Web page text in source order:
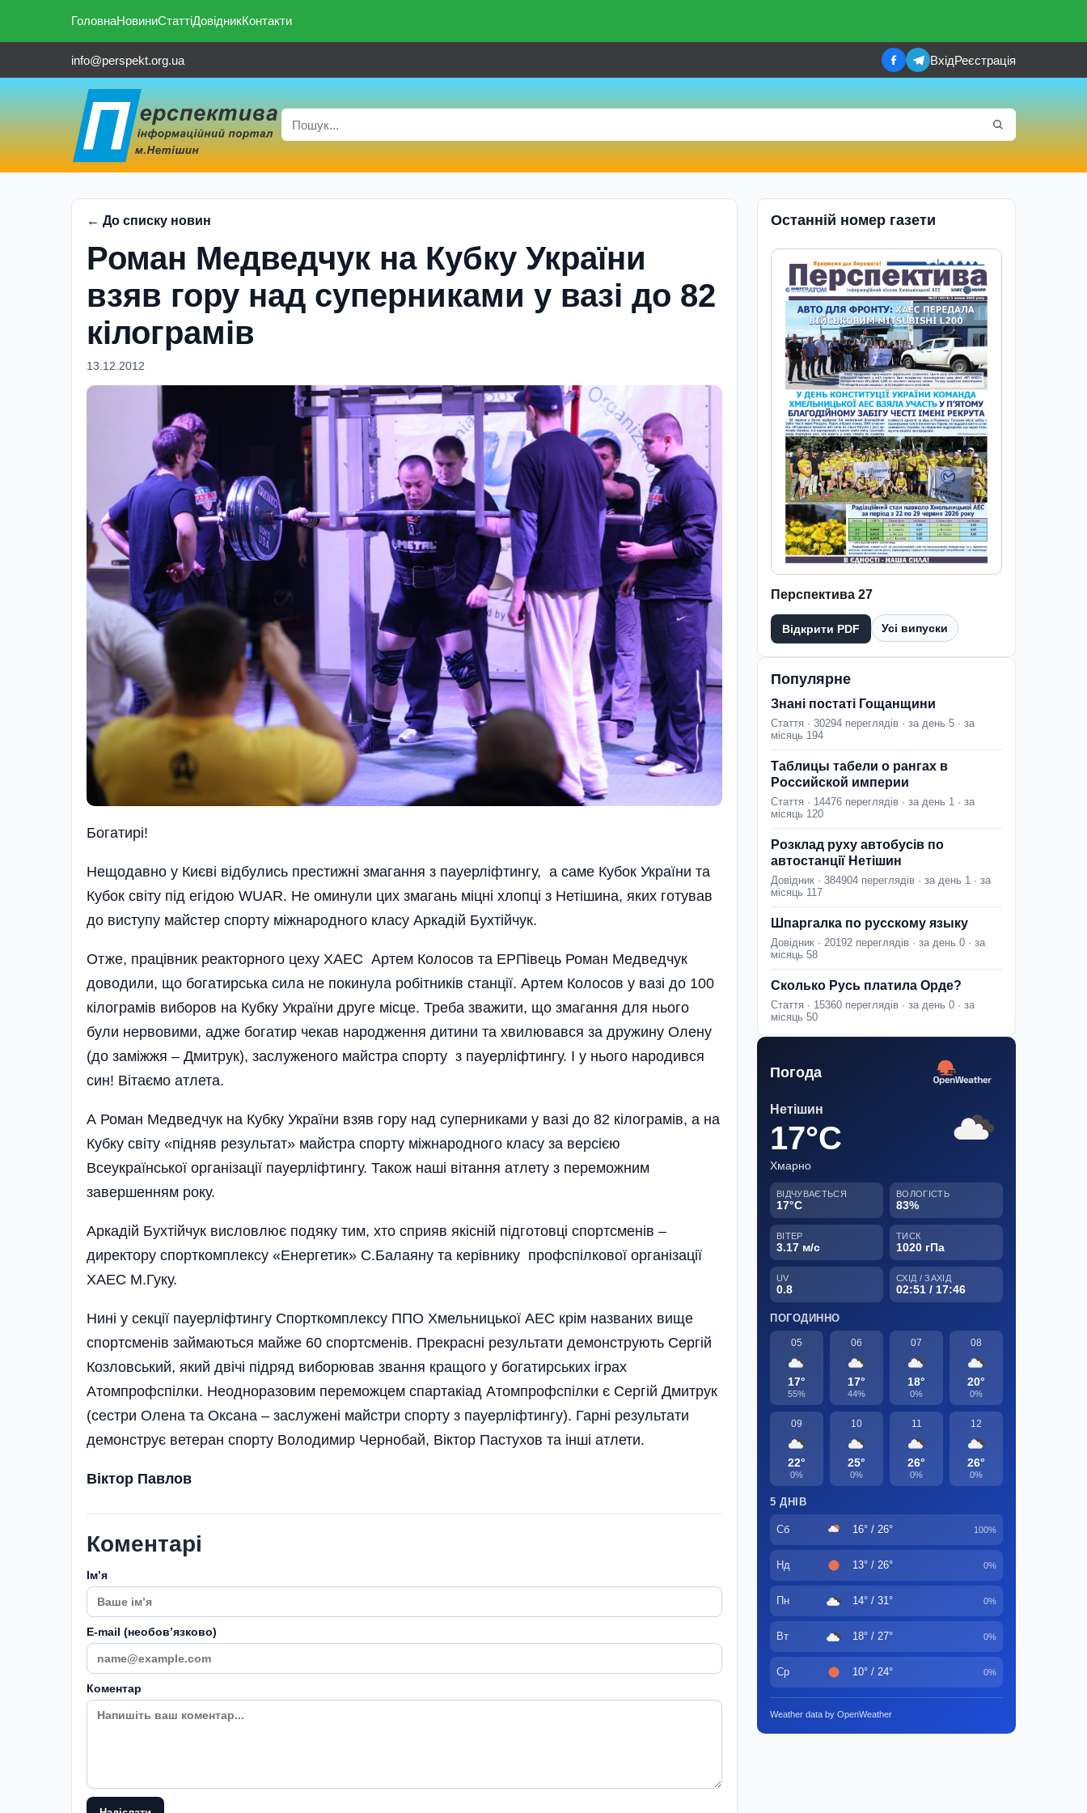
ГоловнаНовиниСтаттіДовідникКонтакти
info@perspekt.org.ua ВхідРеєстрація
← До списку новин
Роман Медведчук на Кубку України
взяв гору над суперниками у вазі до 82
кілограмів
13.12.2012
Богатирі!
Нещодавно у Києві відбулись престижні змагання з пауерліфтингу, а саме Кубок України та
Кубок світу під егідою WUAR. Не оминули цих змагань міцні хлопці з Нетішина, яких готував
до виступу майстер спорту міжнародного класу Аркадій Бухтійчук.
Отже, працівник реакторного цеху ХАЕС Артем Колосов та ЕРПі­вець Роман Медведчук
доводили, що богатирська сила не покинула робітників станції. Артем Колосов у вазі до 100
кілограмів виборов на Кубку України друге місце. Треба зважити, що змагання для нього
були нервовими, адже богатир чекав народження дитини та хвилювався за дружину Олену
(до заміжжя – Дмитрук), заслуженого майстра спорту з пауерліфтингу. І у нього народився
син! Вітаємо атлета.
А Роман Медведчук на Кубку України взяв гору над суперниками у вазі до 82 кілограмів, а на
Кубку світу «підняв результат» майстра спорту міжнародного класу за версією
Всеукраїнської органі­зації пауерліфтингу. Також наші вітання ат­лету з переможним
завершенням року.
Аркадій Бухтійчук висловлює подяку тим, хто сприяв якісній підготовці спортсменів –
директору спорткомплексу «Енергетик» С.Балаяну та керівнику профспілкової організації
ХАЕС М.Гуку.
Нині у секції пауерліфтингу Спорт­комплексу ППО Хмельницької АЕС крім названих вище
спортсменів займаються майже 60 спортсменів. Прекрасні результати демонструють Сергій
Козловський, який двічі підряд виборював звання кращого у богатирських іграх
Атомпрофспілки. Неодноразовим переможцем спартакіад Атомпрофспілки є Сер­гій Дмитрук
(сестри Олена та Оксана – заслужені майстри спорту з пауерліфтингу). Гарні результати
демонструє ветеран спорту Володимир Чернобай, Віктор Пастухов та інші атлети.
Віктор Павлов
Коментарі
Імʼя
E-mail (необовʼязково)
Коментар
Останній номер газети
Перспектива 27
Відкрити PDF Усі випуски
Популярне
Знані постаті Гощанщини
Стаття · 30294 переглядів · за день 5 · за
місяць 194
Таблицы табели о рангах в
Российской империи
Стаття · 14476 переглядів · за день 1 · за
місяць 120
Розклад руху автобусів по
автостанції Нетішин
Довідник · 384904 переглядів · за день 1 · за
місяць 117
Шпаргалка по русскому языку
Довідник · 20192 переглядів · за день 0 · за
місяць 58
Сколько Русь платила Орде?
Стаття · 15360 переглядів · за день 0 · за
місяць 50
Погода
Нетішин
17°C
Хмарно
ВІДЧУВАЄТЬСЯ
17°C
ВОЛОГІСТЬ
83%
ВІТЕР
3.17 м/с
ТИСК
1020 гПа
UV
0.8
СХІД / ЗАХІД
02:51 / 17:46
ПОГОДИННО
05
17°
55%
06
17°
44%
07
18°
0%
08
20°
0%
09
22°
0%
10
25°
0%
11
26°
0%
12
26°
0%
5 ДНІВ
Сб 16° / 26° 100%
Нд 13° / 26° 0%
Пн 14° / 31° 0%
Вт 18° / 27° 0%
Ср 10° / 24° 0%
Weather data by OpenWeather